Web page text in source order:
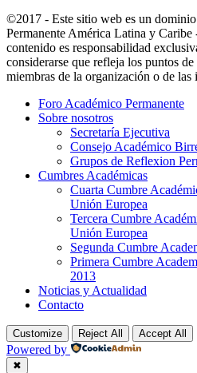
©2017 - Este sitio web es un
Permanente América Latina y
contenido es responsabilidad
considerarse que refleja los puntos
miembras de la organización o de las
Foro Académico Permanente
Sobre nosotros
Secretaría Ejecutiva
Consejo Académico
Grupos de Reflexion
Cumbres Académicas
Cuarta Cumbre
Unión Europea
Tercera Cumbre
Unión Europea
Segunda Cumbre
Primera Cumbre
2013
Noticias y Actualidad
Contacto
Customize Reject All Accept All
Powered by
✖